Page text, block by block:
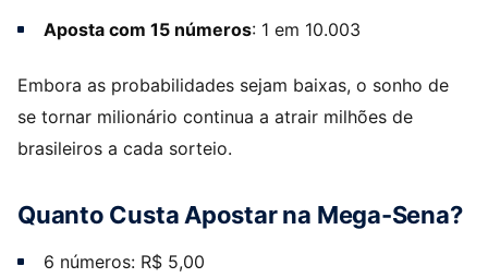
Aposta com 15 números: 1 em 10.003
Embora as probabilidades sejam baixas, o sonho de
se tornar milionário continua a atrair milhões de
brasileiros a cada sorteio.
Quanto Custa Apostar na Mega-Sena?
6 números: R$ 5,00